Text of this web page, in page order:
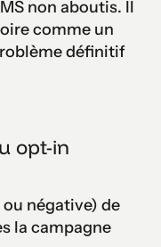
non aboutis. Il
comme un
définitif
opt-in
négative) de
la campagne